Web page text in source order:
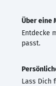
Über eine
Entdecke
passt.
Lass Dich